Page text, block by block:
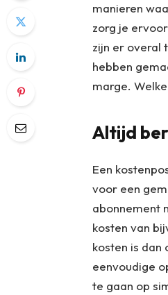
manieren
zorg je
zijn er overal
hebben
marge.
Altijd
Een
voor een
abonnement
kosten van
kosten is dan
eenvoudige
te gaan op